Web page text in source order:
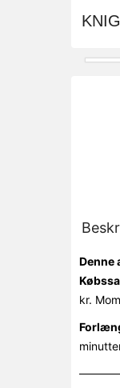
Denne
kr.